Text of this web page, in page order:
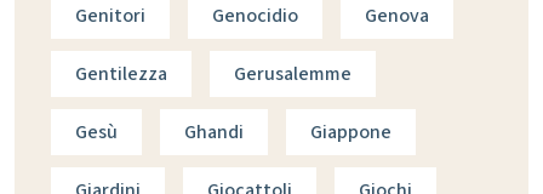
Genitori Genocidio Genova
Gentilezza Gerusalemme
Gesù Ghandi Giappone